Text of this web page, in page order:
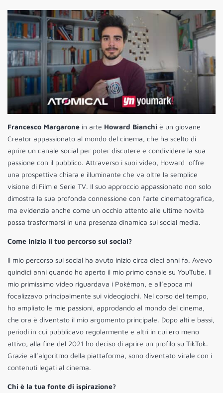
Francesco Margarone in arte Howard Bianchi è un giovane
Creator appassionato al mondo del cinema, che ha scelto di
aprire un canale social per poter discutere e condividere la sua
passione con il pubblico. Attraverso i suoi video, Howard offre
una prospettiva chiara e illuminante che va oltre la semplice
visione di Film e Serie TV. Il suo approccio appassionato non solo
dimostra la sua profonda connessione con l’arte cinematografica,
ma evidenzia anche come un occhio attento alle ultime novità
possa trasformarsi in una presenza dinamica sui social media.
Come inizia il tuo percorso sui social?
Il mio percorso sui social ha avuto inizio circa dieci anni fa. Avevo
quindici anni quando ho aperto il mio primo canale su YouTube. Il
mio primissimo video riguardava i Pokémon, e all’epoca mi
focalizzavo principalmente sui videogiochi. Nel corso del tempo,
ho ampliato le mie passioni, approdando al mondo del cinema,
che ora è diventato il mio argomento principale. Dopo alti e bassi,
periodi in cui pubblicavo regolarmente e altri in cui ero meno
attivo, alla fine del 2021 ho deciso di aprire un profilo su TikTok.
Grazie all’algoritmo della piattaforma, sono diventato virale con i
contenuti legati al cinema.
Chi è la tua fonte di ispirazione?